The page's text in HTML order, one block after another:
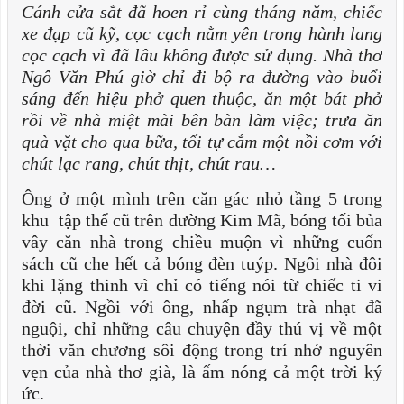
Cánh cửa sắt đã hoen rỉ cùng tháng năm, chiếc
xe đạp cũ kỹ, cọc cạch nằm yên trong hành lang
cọc cạch vì đã lâu không được sử dụng. Nhà thơ
Ngô Văn Phú giờ chỉ đi bộ ra đường vào buổi
sáng đến hiệu phở quen thuộc, ăn một bát phở
rồi về nhà miệt mài bên bàn làm việc; trưa ăn
quà vặt cho qua bữa, tối tự cắm một nồi cơm với
chút lạc rang, chút thịt, chút rau…
Ông ở một mình trên căn gác nhỏ tầng 5 trong
khu tập thể cũ trên đường Kim Mã, bóng tối bủa
vây căn nhà trong chiều muộn vì những cuốn
sách cũ che hết cả bóng đèn tuýp. Ngôi nhà đôi
khi lặng thinh vì chỉ có tiếng nói từ chiếc ti vi
đời cũ. Ngồi với ông, nhấp ngụm trà nhạt đã
nguội, chỉ những câu chuyện đầy thú vị về một
thời văn chương sôi động trong trí nhớ nguyên
vẹn của nhà thơ già, là ấm nóng cả một trời ký
ức.